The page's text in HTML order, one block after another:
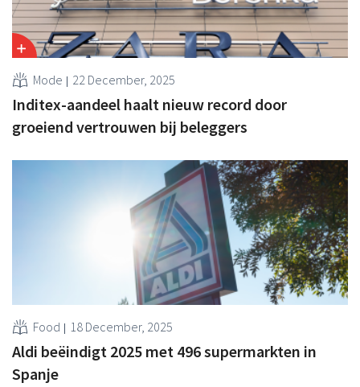
Mode 22 December, 2025
Inditex-aandeel haalt nieuw record door
groeiend vertrouwen bij beleggers
Food 18 December, 2025
Aldi beëindigt 2025 met 496 supermarkten in
Spanje